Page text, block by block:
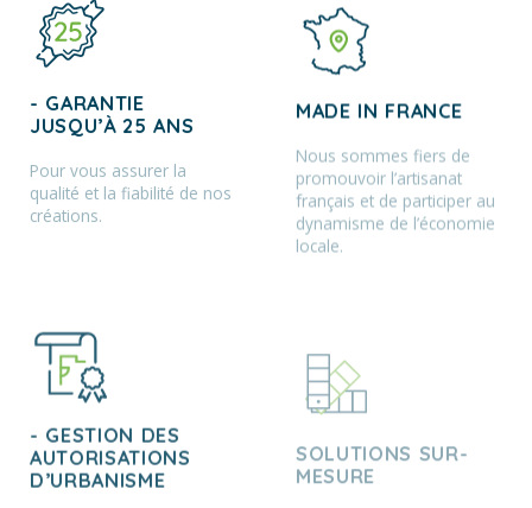
- GARANTIE
JUSQU’À 25 ANS
Pour vous assurer la
qualité et la fiabilité de nos
créations.
promouvoir l’artisanat
français et de participer au
dynamisme de l’économie
locale.
- GESTION DES
AUTORISATIONS
D’URBANISME
SOLUTIONS SUR-
Bénéficiez d’une structure